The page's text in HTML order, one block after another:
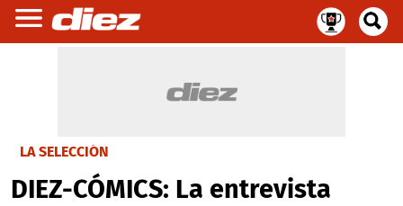
LA SELECCIÓN
DIEZ-CÓMICS: La entrevista